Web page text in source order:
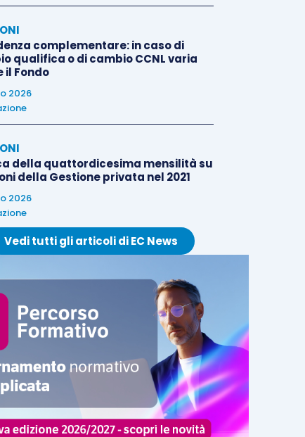
complementare: in caso di
qualifica o di cambio CCNL varia
il Fondo
2026
della quattordicesima mensilità su
della Gestione privata nel 2021
2026
Vedi tutti gli articoli di EC News